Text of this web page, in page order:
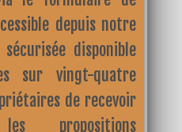
depuis notre
disponible
sur vingt-quatre
de recevoir
les propositions